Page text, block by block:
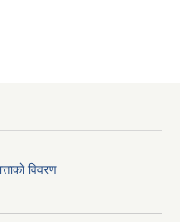
विवरण